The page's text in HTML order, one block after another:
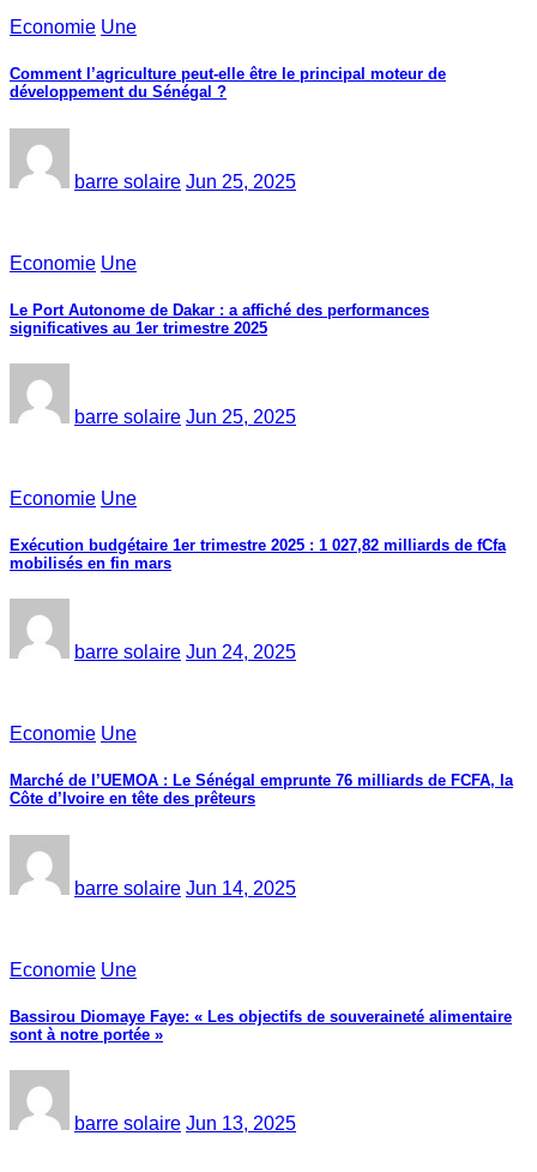
Economie Une
Comment l’agriculture peut-elle être le principal moteur de
développement du Sénégal ?
barre solaire Jun 25, 2025
Economie Une
Le Port Autonome de Dakar : a affiché des performances
significatives au 1er trimestre 2025
barre solaire Jun 25, 2025
Economie Une
Exécution budgétaire 1er trimestre 2025 : 1 027,82 milliards de fCfa
mobilisés en fin mars
barre solaire Jun 24, 2025
Economie Une
Marché de l’UEMOA : Le Sénégal emprunte 76 milliards de FCFA, la
Côte d’Ivoire en tête des prêteurs
barre solaire Jun 14, 2025
Economie Une
Bassirou Diomaye Faye: « Les objectifs de souveraineté alimentaire
sont à notre portée »
barre solaire Jun 13, 2025